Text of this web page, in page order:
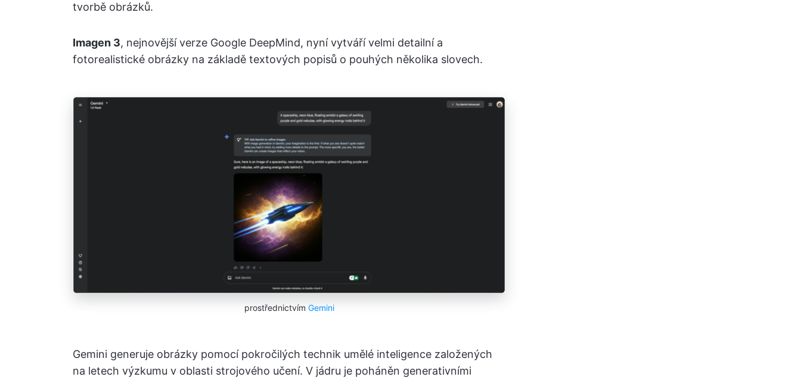
tvorbě obrázků.
Imagen 3, nejnovější verze Google DeepMind, nyní vytváří velmi detailní a
fotorealistické obrázky na základě textových popisů o pouhých několika slovech.
prostřednictvím Gemini
Gemini generuje obrázky pomocí pokročilých technik umělé inteligence založených
na letech výzkumu v oblasti strojového učení. V jádru je poháněn generativními